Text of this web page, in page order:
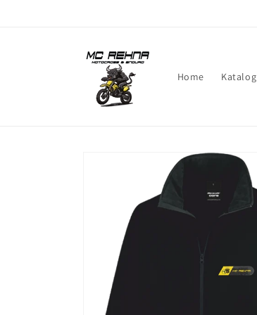
Home Katalog
Produktinformationen